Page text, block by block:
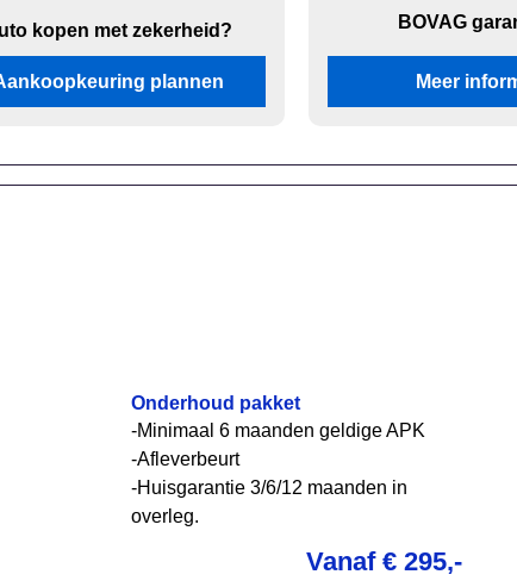
kopen met zekerheid?
plannen
BOVAG
Meer
Onderhoud pakket
-Minimaal 6 maanden geldige APK
-Afleverbeurt
-Huisgarantie 3/6/12 maanden in
overleg.
Vanaf € 295,-